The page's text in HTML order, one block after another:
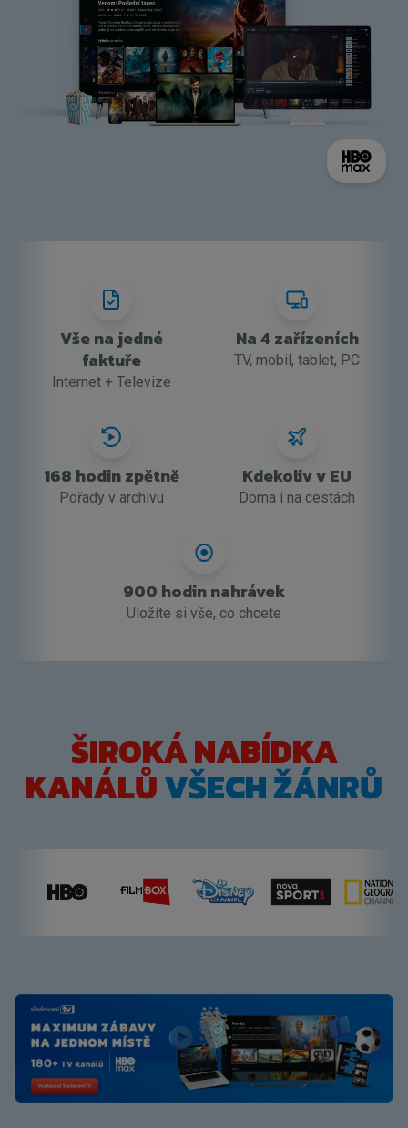
Vše na jedné
faktuře
Internet + Televize
Na 4 zařízeních
TV, mobil, tablet, PC
168 hodin zpětně
Pořady v archivu
Kdekoliv v EU
Doma i na cestách
900 hodin nahrávek
Uložíte si vše, co chcete
ŠIROKÁ NABÍDKA
KANÁLŮVŠECH ŽÁNRŮ